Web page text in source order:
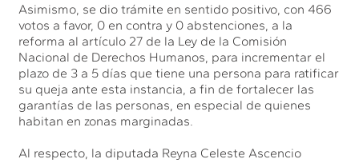
Asimismo, se dio trámite en sentido positivo, con 466
votos a favor, 0 en contra y 0 abstenciones, a la
reforma al artículo 27 de la Ley de la Comisión
Nacional de Derechos Humanos, para incrementar el
plazo de 3 a 5 días que tiene una persona para ratificar
su queja ante esta instancia, a fin de fortalecer las
garantías de las personas, en especial de quienes
habitan en zonas marginadas.
Al respecto, la diputada Reyna Celeste Ascencio